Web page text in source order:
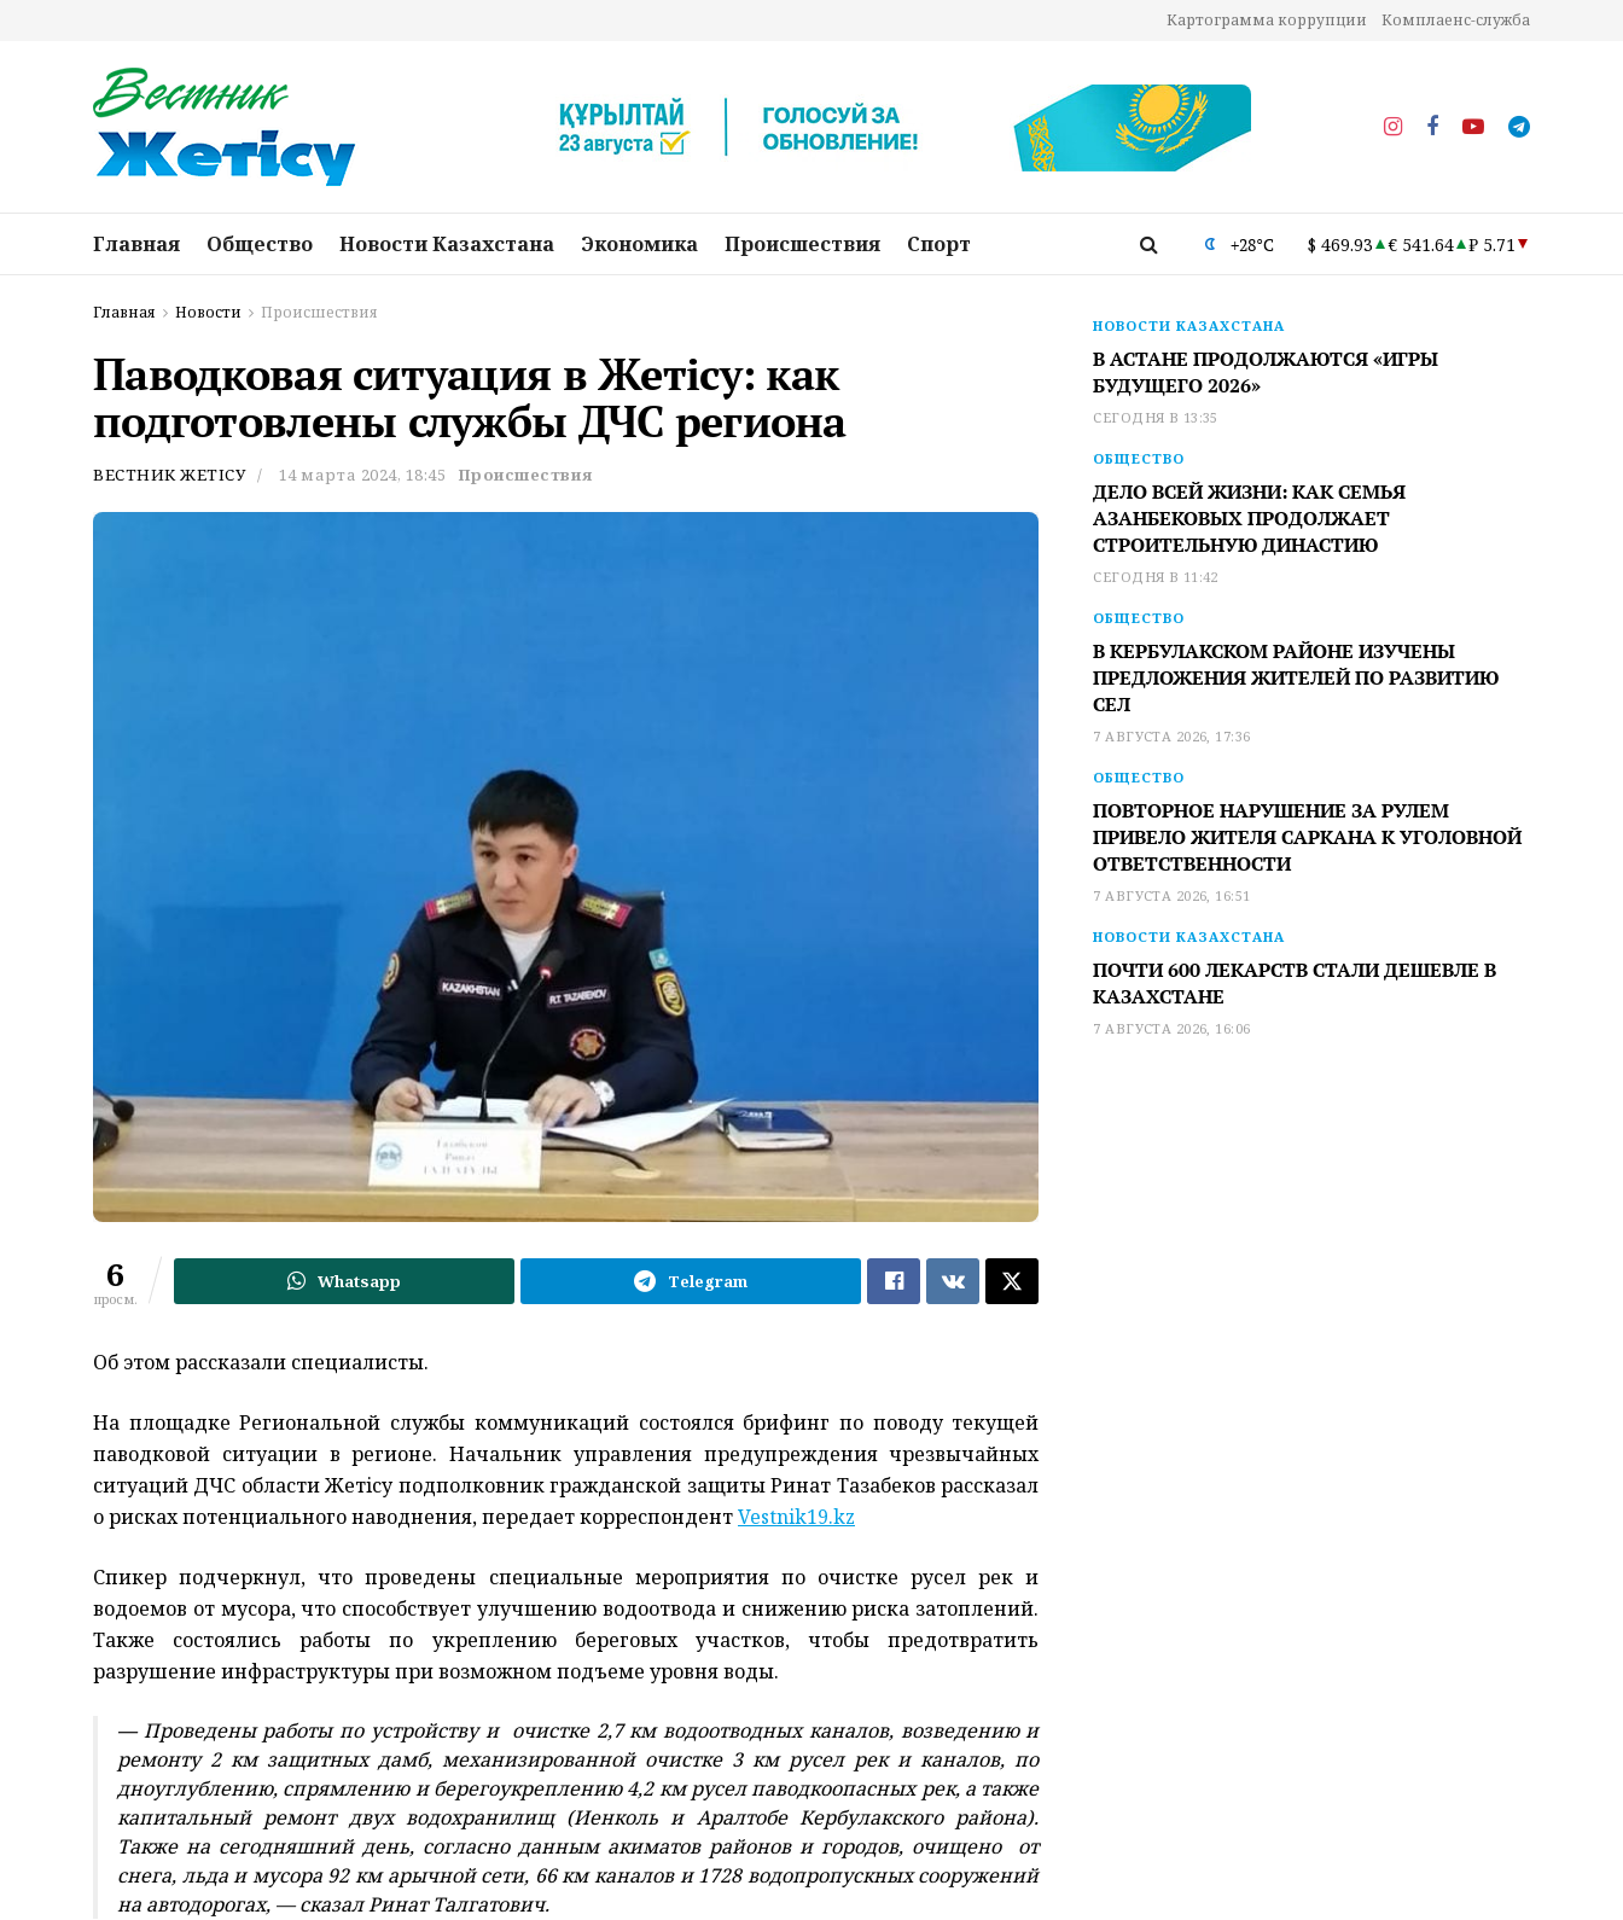
Картограмма коррупции Комплаенс-служба
Главная Общество Новости Казахстана Экономика Происшествия Спорт +28°C $ 469.93 € 541.64 ₽ 5.71
Главная Новости Происшествия
Паводковая ситуация в Жетiсу: как
подготовлены службы ДЧС региона
ВЕСТНИК ЖЕТІСУ 14 марта 2024, 18:45 Происшествия
6
просм.
Whatsapp Telegram
Об этом рассказали специалисты.
На площадке Региональной службы коммуникаций состоялся брифинг по поводу текущей
паводковой ситуации в регионе. Начальник управления предупреждения чрезвычайных
ситуаций ДЧС области Жетiсу подполковник гражданской защиты Ринат Тазабеков рассказал
о рисках потенциального наводнения, передает корреспондентVestnik19.kz
Спикер подчеркнул, что проведены специальные мероприятия по очистке русел рек и
водоемов от мусора, что способствует улучшению водоотвода и снижению риска затоплений.
Также состоялись работы по укреплению береговых участков, чтобы предотвратить
разрушение инфраструктуры при возможном подъеме уровня воды.
—Проведены работы по устройству и очистке 2,7 км водоотводных каналов, возведению и
ремонту 2 км защитных дамб, механизированной очистке 3 км русел рек и каналов, по
дноуглублению, спрямлению и берегоукреплению 4,2 км русел паводкоопасных рек, а также
капитальный ремонт двух водохранилищ (Иенколь и Аралтобе Кербулакского района).
Также на сегодняшний день, согласно данным акиматов районов и городов, очищено от
снега, льда и мусора 92 км арычной сети, 66 км каналов и 1728 водопропускных сооружений
на автодорогах, — сказал Ринат Талгатович.
НОВОСТИ КАЗАХСТАНА
В АСТАНЕ ПРОДОЛЖАЮТСЯ «ИГРЫ
БУДУЩЕГО 2026»
СЕГОДНЯ В 13:35
ОБЩЕСТВО
ДЕЛО ВСЕЙ ЖИЗНИ: КАК СЕМЬЯ
АЗАНБЕКОВЫХ ПРОДОЛЖАЕТ
СТРОИТЕЛЬНУЮ ДИНАСТИЮ
СЕГОДНЯ В 11:42
ОБЩЕСТВО
В КЕРБУЛАКСКОМ РАЙОНЕ ИЗУЧЕНЫ
ПРЕДЛОЖЕНИЯ ЖИТЕЛЕЙ ПО РАЗВИТИЮ
СЕЛ
7 АВГУСТА 2026, 17:36
ОБЩЕСТВО
ПОВТОРНОЕ НАРУШЕНИЕ ЗА РУЛЕМ
ПРИВЕЛО ЖИТЕЛЯ САРКАНА К УГОЛОВНОЙ
ОТВЕТСТВЕННОСТИ
7 АВГУСТА 2026, 16:51
НОВОСТИ КАЗАХСТАНА
ПОЧТИ 600 ЛЕКАРСТВ СТАЛИ ДЕШЕВЛЕ В
КАЗАХСТАНЕ
7 АВГУСТА 2026, 16:06